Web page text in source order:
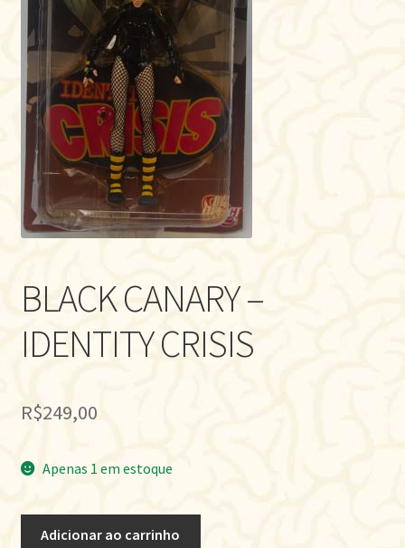
BLACK CANARY –
IDENTITY CRISIS
R$249,00
Apenas 1 em estoque
Adicionar ao carrinho